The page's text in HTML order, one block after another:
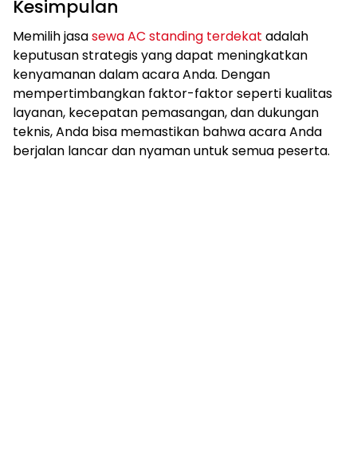
Kesimpulan
Memilih jasasewa AC standing terdekat adalah
keputusan strategis yang dapat meningkatkan
kenyamanan dalam acara Anda. Dengan
mempertimbangkan faktor-faktor seperti kualitas
layanan, kecepatan pemasangan, dan dukungan
teknis, Anda bisa memastikan bahwa acara Anda
berjalan lancar dan nyaman untuk semua peserta.